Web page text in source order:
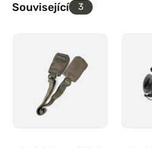
Související 3